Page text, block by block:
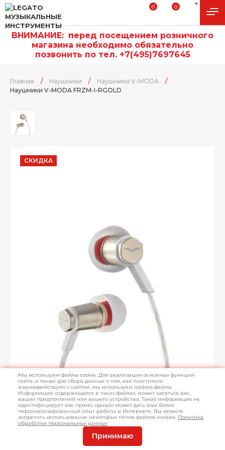
0 0
ВНИМАНИЕ: перед посещением розничного
магазина необходимо обязательно
позвонить по тел. +7(495)7697645
Главная / Наушники / Наушники V-MODA
/
Наушники V-MODA FRZM-I-RGOLD
СКИДКА
Мы используем файлы cookie. Для реализации основных функций
сайта, а также для сбора данных о том, как посетители
взаимодействуют с сайтом, мы используем cookies-файлы.
Информация, содержащаяся в таких файлах, может касаться вас,
ваших предпочтений или вашего устройства. Такая информация не
идентифицирует вас прямо, однако может дать вам более
персонализированный опыт работы в Интернете. Вы можете
запретить использование некоторых типов файлов cookies. Политика
обработки персональных данных
Принимаю